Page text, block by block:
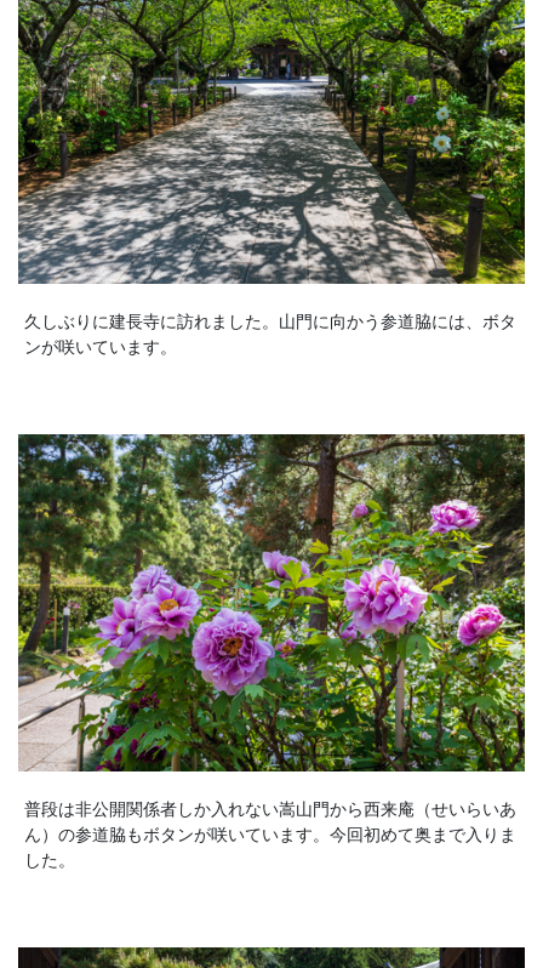
久しぶりに建長寺に訪れました。山門に向かう参道脇には、ボタ
ンが咲いています。
普段は非公開関係者しか入れない嵩山門から西来庵（せいらいあ
ん）の参道脇もボタンが咲いています。今回初めて奥まで入りま
した。